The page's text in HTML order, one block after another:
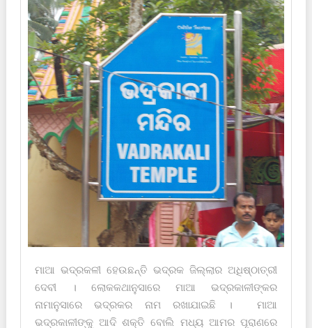
ମାଆ ଭଦ୍ରକଳୀ ହେଉଛନ୍ତି ଭଦ୍ରକ ଜିଲ୍ଲାର ଅଧିଷ୍ଠାତ୍ରୀ
ଦେବୀ । ଲୋକ‌କଥାନୁସାରେ ମାଆ ଭଦ୍ରକାଳୀଙ୍କର
ନାମାନୁସାରେ ଭଦ୍ରକର ନାମ ରଖାଯାଇଛି । ମାଆ
ଭଦ୍ରକାଳୀଙ୍କୁ ଆଦି ଶକ୍ତି ବୋଲି ମଧ୍ୟ ଆମର ପୂରାଣରେ